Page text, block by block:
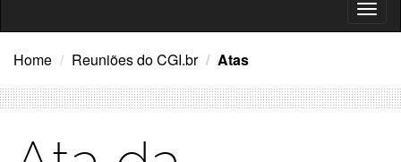
Home Reuniões do CGI.br Atas